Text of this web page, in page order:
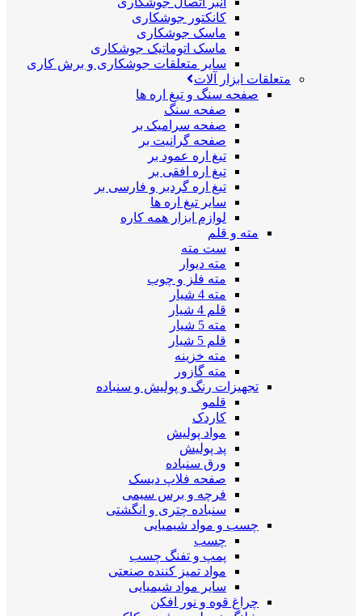
کانکتور جوشکاری
ماسک جوشکاری
ماسک اتوماتیک جوشکاری
سایر متعلقات جوشکاری و برش کاری
متعلقات ابزار آلات
صفحه سنگ و تیغ اره ها
صفحه سنگ
صفحه سرامیک بر
صفحه گرانیت بر
تیغ اره عمود بر
تیغ اره افقی بر
تیغ اره گردبر و فارسی بر
سایر تیغ اره ها
لوازم ابزار همه کاره
مته و قلم
ست مته
مته دیوار
مته فلز و چوب
مته 4 شیار
قلم 4 شیار
مته 5 شیار
قلم 5 شیار
مته خزینه
مته گازور
تجهیزات رنگ و پولیش و سنباده
قلمو
کاردک
مواد پولیش
پد پولیش
ورق سنباده
صفحه فلاپ دیسک
فرچه و برس سیمی
سنباده چتری و انگشتی
چسب و مواد شیمیایی
چسب
پمپ و تفنگ چسب
مواد تمیز کننده صنعتی
سایر مواد شیمیایی
چراغ قوه و نور افکن